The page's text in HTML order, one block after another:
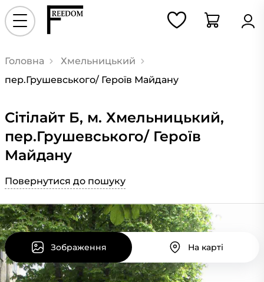
Головна
Хмельницький
пер.Грушевського/ Героїв Майдану
Сітілайт Б, м. Хмельницький,
пер.Грушевського/ Героїв
Майдану
Повернутися до пошуку
Зображення На карті